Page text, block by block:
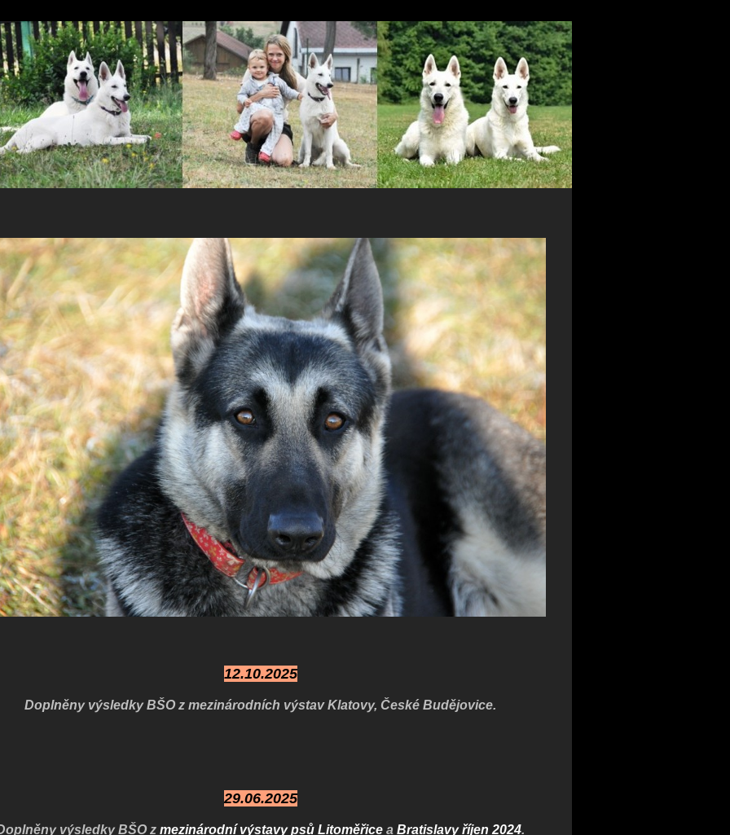
12.10.2025
Doplněny výsledky BŠO z mezinárodních výstav Klatovy, České Budějovice.
29.06.2025
výsledky BŠO z mezinárodní výstavy psů Litoměřice a Bratislavy říjen 2024.